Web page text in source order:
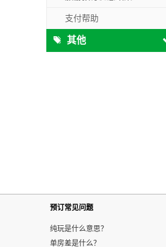
支付帮助
其他
预订常见问题
纯玩是什么意思？
单房差是什么？